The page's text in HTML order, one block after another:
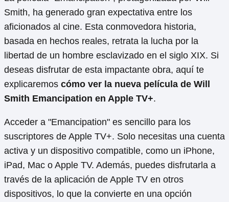
Smith, ha generado gran expectativa entre los
aficionados al cine. Esta conmovedora historia,
basada en hechos reales, retrata la lucha por la
libertad de un hombre esclavizado en el siglo XIX. Si
deseas disfrutar de esta impactante obra, aquí te
explicaremos cómo ver la nueva película de Will
Smith Emancipation en Apple TV+.
Acceder a "Emancipation" es sencillo para los
suscriptores de Apple TV+. Solo necesitas una cuenta
activa y un dispositivo compatible, como un iPhone,
iPad, Mac o Apple TV. Además, puedes disfrutarla a
través de la aplicación de Apple TV en otros
dispositivos, lo que la convierte en una opción